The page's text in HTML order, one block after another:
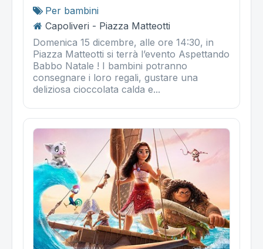
Per bambini
Capoliveri - Piazza Matteotti
Domenica 15 dicembre, alle ore 14:30, in
Piazza Matteotti si terrà l’evento Aspettando
Babbo Natale ! I bambini potranno
consegnare i loro regali, gustare una
deliziosa cioccolata calda e...